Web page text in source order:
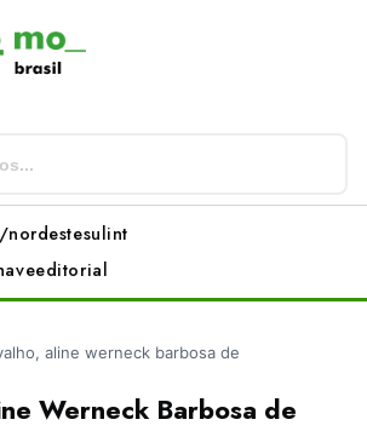
nordestesulint
editorial
aline werneck barbosa de
Werneck Barbosa de